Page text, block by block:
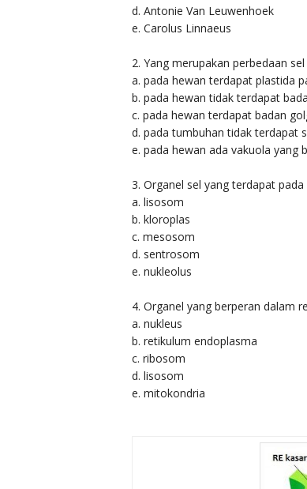
d. Antonie Van Leuwenhoek
e. Carolus Linnaeus
2. Yang merupakan perbedaan
a. pada hewan terdapat plastida
b. pada hewan tidak terdapat
c. pada hewan terdapat badan
d. pada tumbuhan tidak terdapat
e. pada hewan ada vakuola yang
3. Organel sel yang terdapat
a. lisosom
b. kloroplas
c. mesosom
d. sentrosom
e. nukleolus
4. Organel yang berperan dalam
a. nukleus
b. retikulum endoplasma
c. ribosom
d. lisosom
e. mitokondria